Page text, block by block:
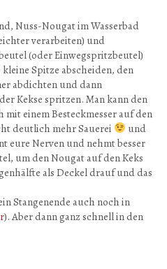
Nuss-Nougat im Wasserbad
verarbeiten) und
(oder Einwegspritzbeutel)
Spitze abscheiden, den
abdichten und dann
Kekse spritzen. Man kann den
einem Besteckmesser auf den
deutlich mehr Sauerei
und
eure Nerven und nehmt besser
um den Nougat auf den Keks
als Deckel drauf und das
Stangenende auch noch in
). Aber dann ganz schnell in den